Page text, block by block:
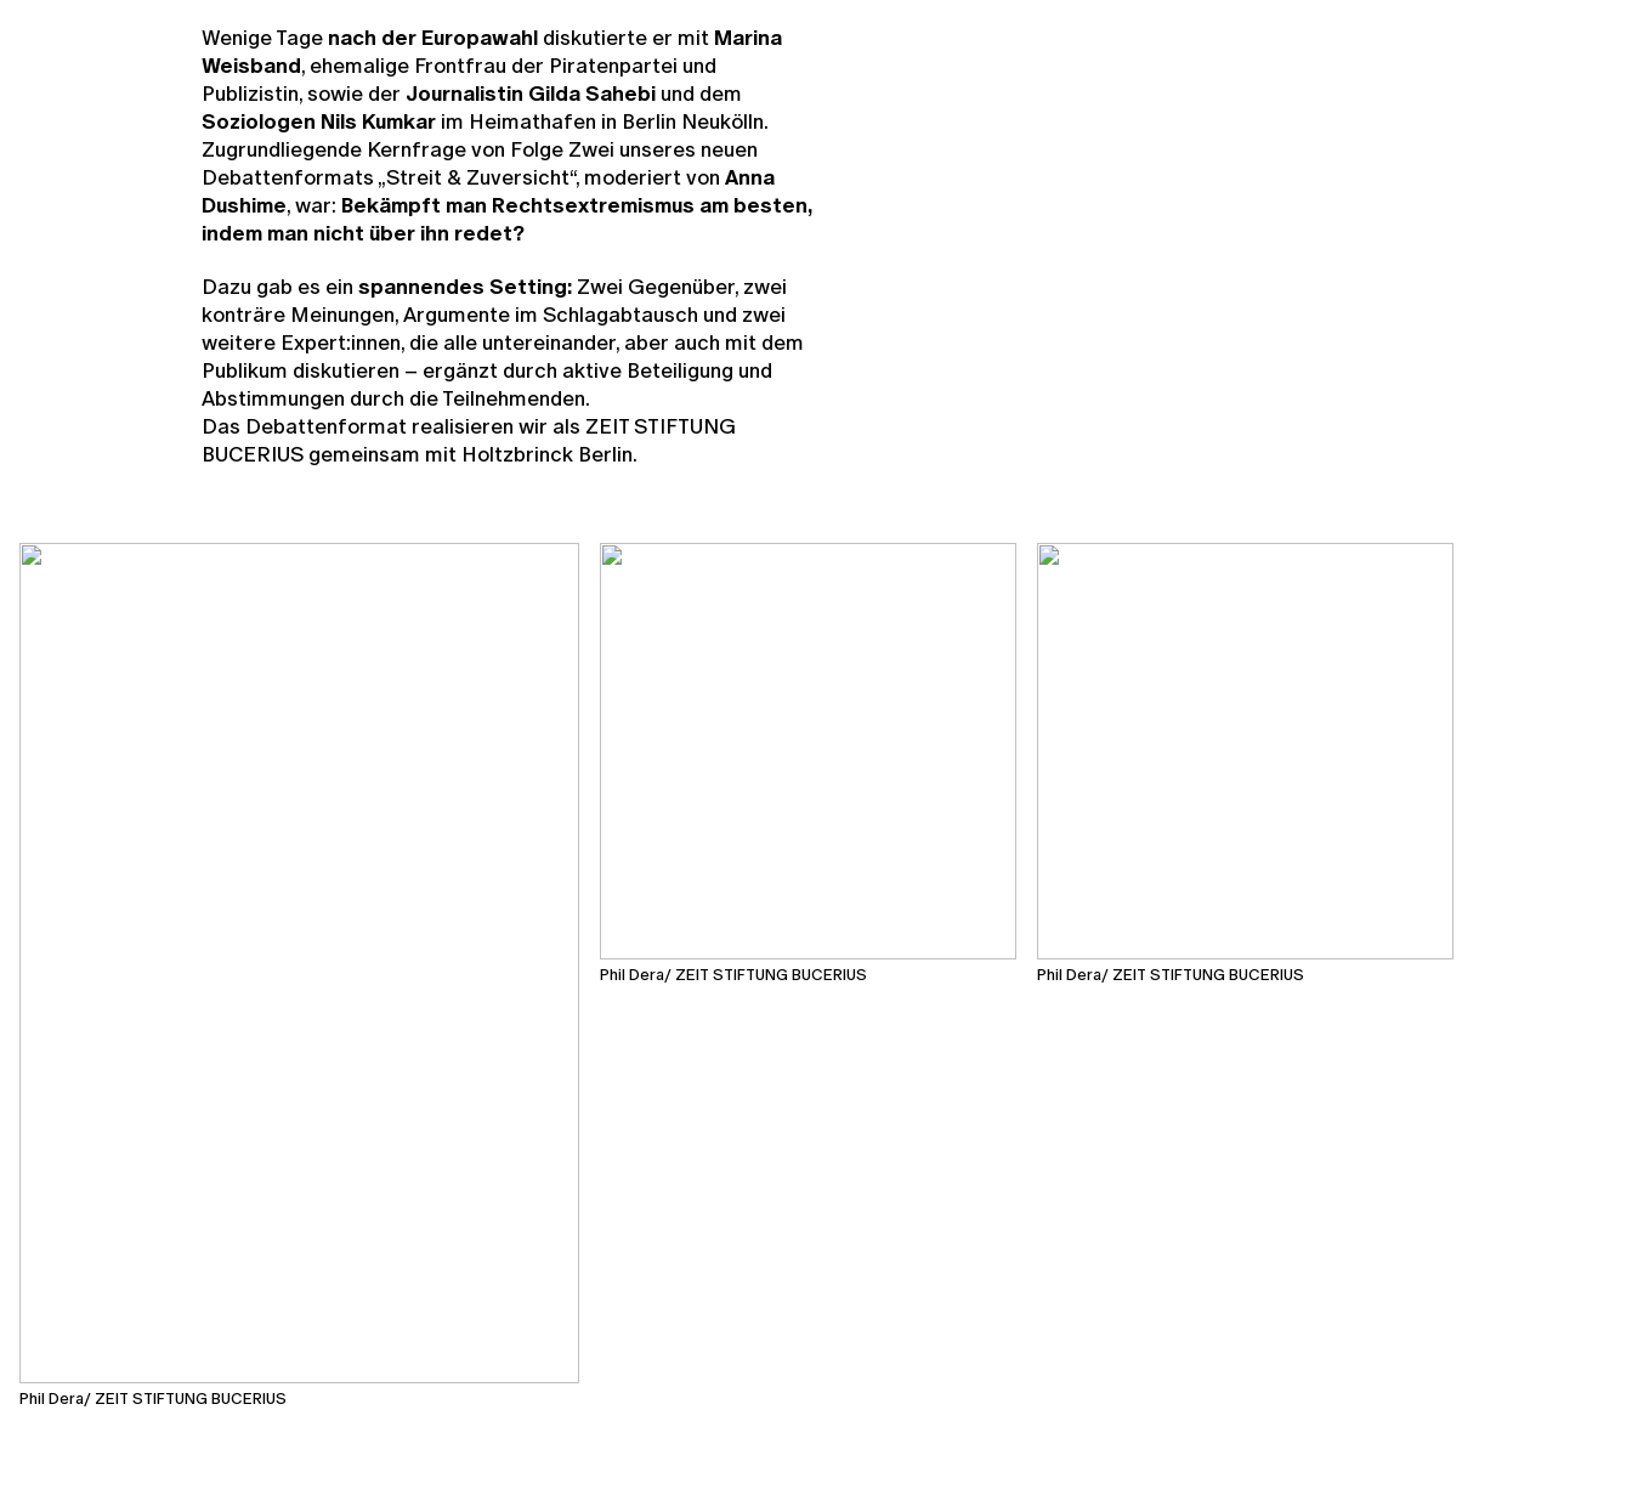
Wenige Tage nach der Europawahl diskutierte er mit Marina
Weisband, ehemalige Frontfrau der Piratenpartei und
Publizistin, sowie der Journalistin Gilda Sahebi und dem
Soziologen Nils Kumkar im Heimathafen in Berlin Neukölln.
Zugrundliegende Kernfrage von Folge Zwei unseres neuen
Debattenformats „Streit & Zuversicht“, moderiert von Anna
Dushime, war: Bekämpft man Rechtsextremismus am besten,
indem man nicht über ihn redet?
Dazu gab es ein spannendes Setting: Zwei Gegenüber, zwei
konträre Meinungen, Argumente im Schlagabtausch und zwei
weitere Expert:innen, die alle untereinander, aber auch mit dem
Publikum diskutieren – ergänzt durch aktive Beteiligung und
Abstimmungen durch die Teilnehmenden.
Das Debattenformat realisieren wir als ZEIT STIFTUNG
BUCERIUS gemeinsam mit Holtzbrinck Berlin.
Phil Dera/ ZEIT STIFTUNG BUCERIUS
Phil Dera/ ZEIT STIFTUNG BUCERIUS Phil Dera/ ZEIT STIFTUNG BUCERIUS